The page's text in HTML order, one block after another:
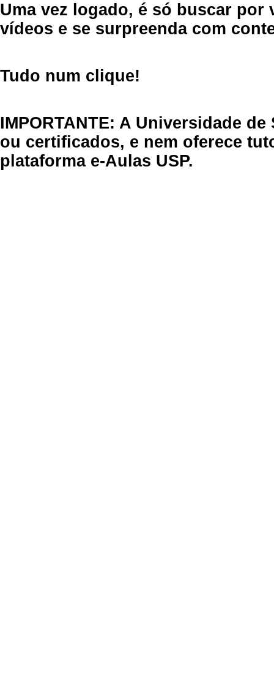
Uma vez logado, é só buscar por
vídeos e se surpreenda com
Tudo num clique!
IMPORTANTE: A Universidade
ou certificados, e nem oferece
plataforma e-Aulas USP.